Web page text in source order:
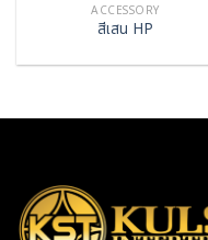
ACCESSORY
สีเสน HP